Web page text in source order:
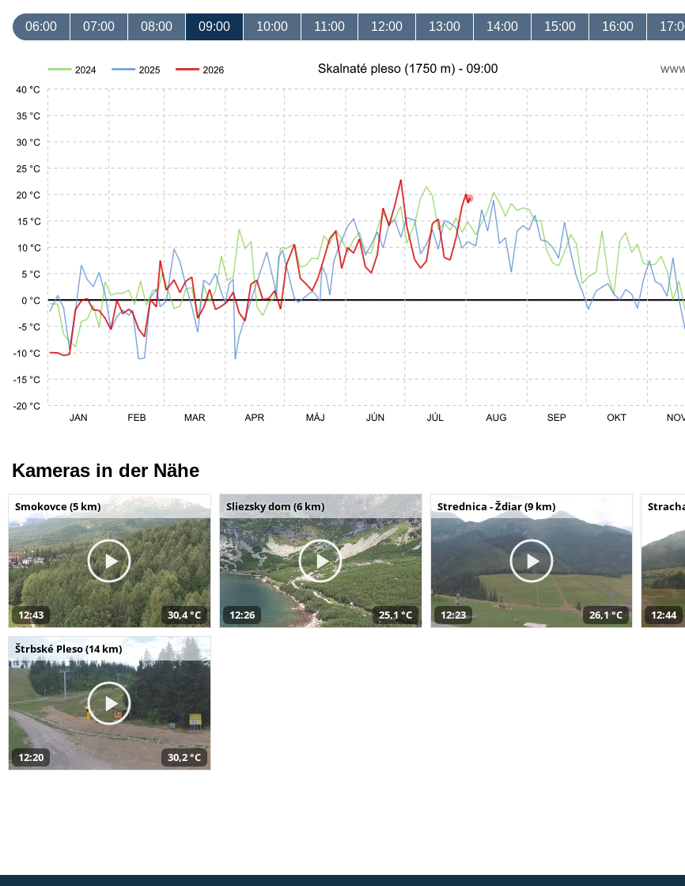
06:00 07:00 08:00 09:00 10:00 11:00 12:00 13:00 14:00 15:00 16:00
Kameras in der Nähe
Smokovce (5 km)
12:43 30,4 °C
Sliezsky dom (6 km)
12:26 25,1 °C
Strednica - Ždiar (9 km)
12:23 26,1 °C 12:44
Štrbské Pleso (14 km)
12:20 30,2 °C